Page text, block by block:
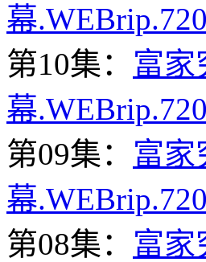
幕
第10集： 富家
幕
第09集： 富家
幕
第08集： 富家